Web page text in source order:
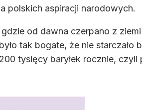
polskich aspiracji narodowych.
od dawna czerpano z
tak bogate, że nie starczało
tysięcy baryłek rocznie, czyli